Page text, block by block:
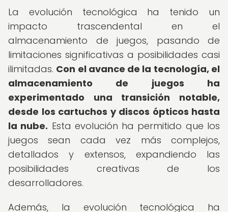
La evolución tecnológica ha tenido un
impacto trascendental en el
almacenamiento de juegos, pasando de
limitaciones significativas a posibilidades casi
ilimitadas. Con el avance de la tecnología, el
almacenamiento de juegos ha
experimentado una transición notable,
desde los cartuchos y discos ópticos hasta
la nube. Esta evolución ha permitido que los
juegos sean cada vez más complejos,
detallados y extensos, expandiendo las
posibilidades creativas de los
desarrolladores.
Además, la evolución tecnológica ha